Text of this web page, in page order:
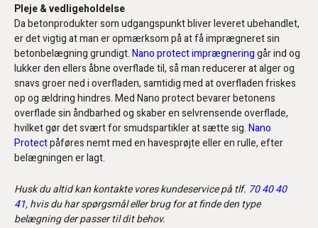
Pleje & vedligeholdelse
Da betonprodukter som udgangspunkt bliver leveret ubehandlet,
er det vigtig at man er opmærksom på at få imprægneret sin
betonbelægning grundigt.Nano protect imprægneringgår ind og
lukker den ellers åbne overflade til, så man reducerer at alger og
snavs groer ned i overfladen, samtidig med at overfladen friskes
op og ældring hindres. Med Nano protect bevarer betonens
overflade sin åndbarhed og skaber en selvrensende overflade,
hvilket gør det svært for smudspartikler at sætte sig.Nano
Protectpåføres nemt med en havesprøjte eller en rulle, efter
belægningen er lagt.
Husk du altid kan kontakte vores kundeservice på tlf. 70 40 40
41, hvis du har spørgsmål eller brug for at finde den type
belægning der passer til dit behov.